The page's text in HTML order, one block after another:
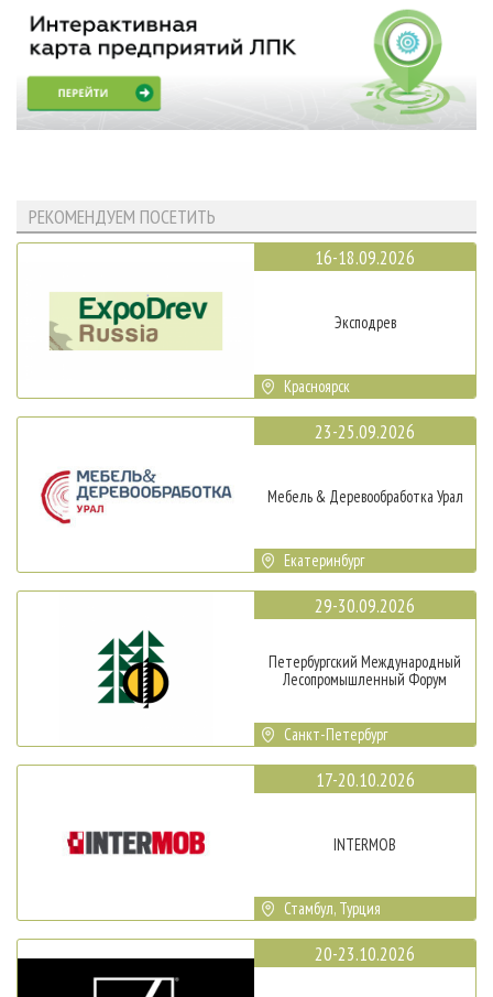
РЕКОМЕНДУЕМ ПОСЕТИТЬ
16-18.09.2026
Эксподрев
Красноярск
23-25.09.2026
Мебель & Деревообработка Урал
Екатеринбург
29-30.09.2026
Петербургский Международный
Лесопромышленный Форум
Санкт-Петербург
17-20.10.2026
INTERMOB
Стамбул, Турция
20-23.10.2026